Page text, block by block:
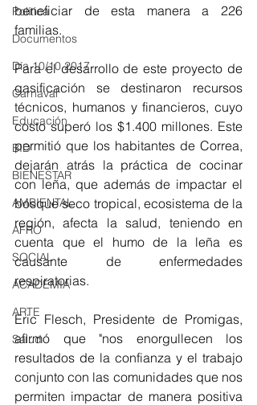
Política
Documentos
Día 10/10 2017
Carnaval
Educación
BID
BIENESTAR
AMBIENTAL
AFRO
SOCIAL
ACADEMIA
ARTE
Salud
beneficiar de esta manera a 226
familias.
Para el desarrollo de este proyecto de
gasificación se destinaron recursos
técnicos, humanos y financieros, cuyo
costo superó los $1.400 millones. Este
permitió que los habitantes de Correa,
dejarán atrás la práctica de cocinar
con leña, que además de impactar el
bosque seco tropical, ecosistema de la
región, afecta la salud, teniendo en
cuenta que el humo de la leña es
causante de enfermedades
respiratorias.
Eric Flesch, Presidente de Promigas,
afirmó que "nos enorgullecen los
resultados de la confianza y el trabajo
conjunto con las comunidades que nos
permiten impactar de manera positiva